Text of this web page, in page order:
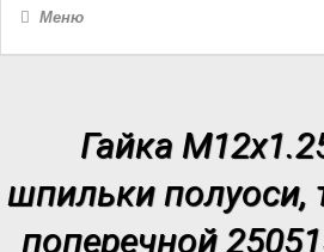
Меню
Гайка
шпильки полуоси,
поперечной